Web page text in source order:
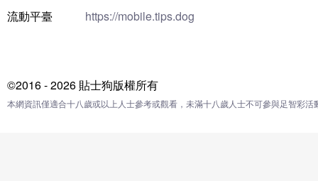
流動平臺
https://mobile.tips.dog
©2016 - 2026 貼士狗版權所有
本網資訊僅適合十八歲或以上人士參考或觀看，未滿十八歲人士不可參與足智彩